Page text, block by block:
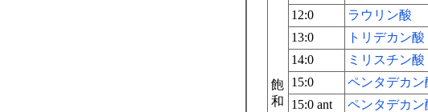
飽
和
12:0
ラウリン酸
13:0
トリデカン酸
14:0
ミリスチン酸
15:0
ペンタデカン
15:0 ant
ペンタデカン